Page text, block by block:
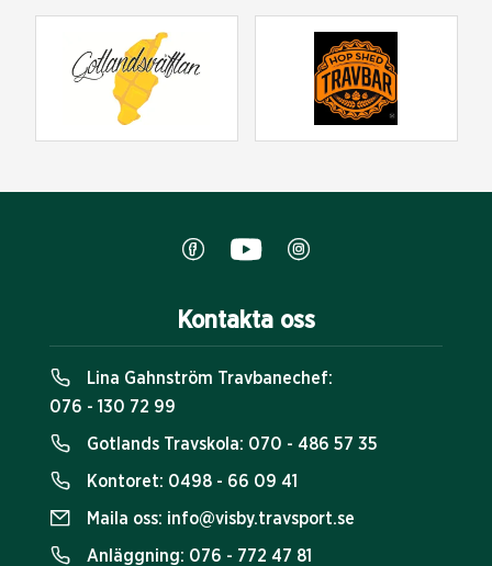
Kontakta oss
Lina Gahnström Travbanechef:
076 - 130 72 99
Gotlands Travskola: 070 - 486 57 35
Kontoret: 0498 - 66 09 41
Maila oss: info@visby.travsport.se
Anläggning: 076 - 772 47 81